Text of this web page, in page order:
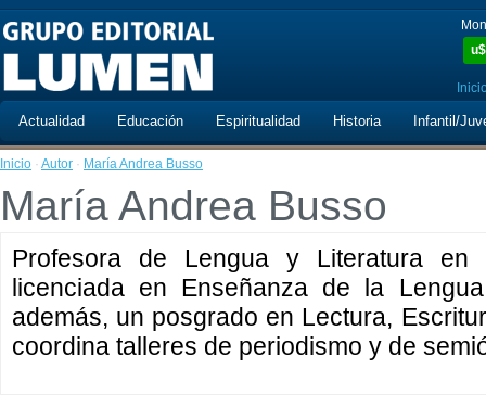
u$
Actualidad Educación Espiritualidad Historia Infantil/
Inicio · Autor · María Andrea Busso
María Andrea Busso
Profesora de Lengua y Literatura
licenciada en Enseñanza de la
además, un posgrado en Lectura,
coordina talleres de periodismo y de